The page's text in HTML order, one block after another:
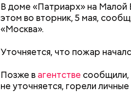
В доме «Патриарх» на
этом во вторник, 5 мая,
«Москва».
Уточняется, что пожар
Позже в агентстве сообщили,
не уточняется, горели